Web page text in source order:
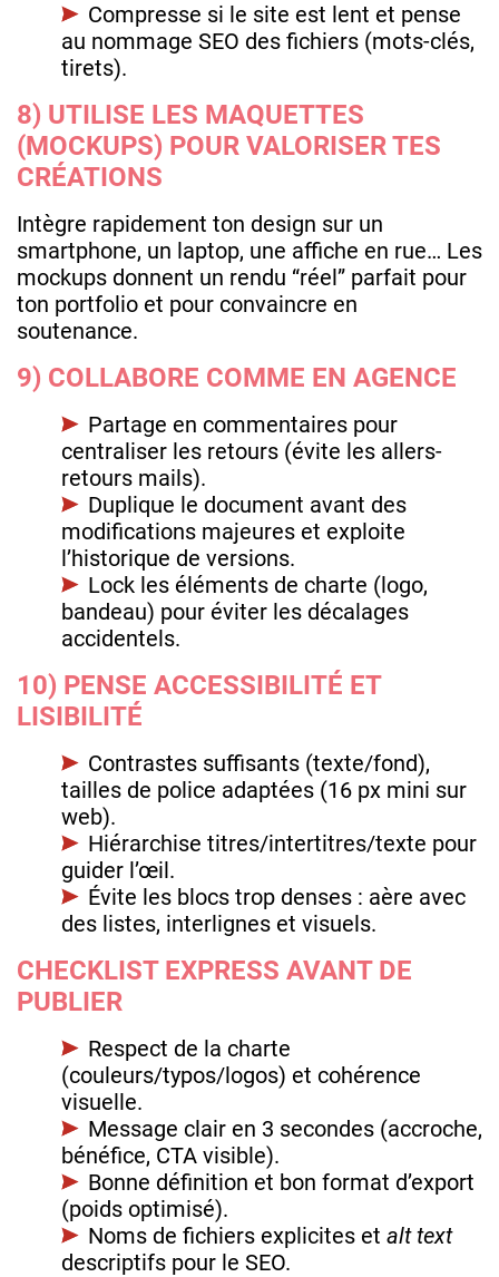
Compresse si le site est lent et pense
au nommage SEO des fichiers (mots-clés,
tirets).
8) UTILISE LES MAQUETTES
(MOCKUPS) POUR VALORISER TES
CRÉATIONS
Intègre rapidement ton design sur un
smartphone, un laptop, une affiche en rue… Les
mockups donnent un rendu “réel” parfait pour
ton portfolio et pour convaincre en
soutenance.
9) COLLABORE COMME EN AGENCE
Partage en commentaires pour
centraliser les retours (évite les allers-
retours mails).
Duplique le document avant des
modifications majeures et exploite
l’historique de versions.
Lock les éléments de charte (logo,
bandeau) pour éviter les décalages
accidentels.
10) PENSE ACCESSIBILITÉ ET
LISIBILITÉ
Contrastes suffisants (texte/fond),
tailles de police adaptées (16 px mini sur
web).
Hiérarchise titres/intertitres/texte pour
guider l’œil.
Évite les blocs trop denses : aère avec
des listes, interlignes et visuels.
CHECKLIST EXPRESS AVANT DE
PUBLIER
Respect de la charte
(couleurs/typos/logos) et cohérence
visuelle.
Message clair en 3 secondes (accroche,
bénéfice, CTA visible).
Bonne définition et bon format d’export
(poids optimisé).
Noms de fichiers explicites et alt text
descriptifs pour le SEO.